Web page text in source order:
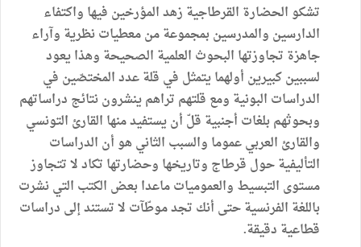
تشكو الحضارة القرطاجية زهدالمؤرخين فيها واكتفاء
الدارسين والمدرسين بمجموعةمنمعطيات نظرية وآراء
جاهزة تجاوزتها البحوث العلمية الصحيحة وهذايعود
لسببينكبيرين أولهمايتمثل في قلةعددالمختصّين في
الدراسات البونية ومع قلتهم تراهمينشرون نتائج دراساتهم
وبحوثهم بلغات أجنبية قلّ أنيستفيدمنها القارئ التونسي
والقارئ العربيعموما والسبب الثاني هو أن الدراسات
التأليفيةحول قرطاج وتاريخها وحضارتها تكادلاتتجاوز
مستوى التبسيط والعمومياتماعدا بعض الكتب التي نشرت
باللغة الفرنسيةحتى أنك تجدموطّآت لاتستندإلى دراسات
قطاعية دقيقة.